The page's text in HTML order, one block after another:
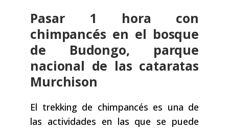
Pasar 1 hora con
chimpancés en el bosque
de Budongo, parque
nacional de las cataratas
Murchison
El trekking de chimpancés es una de
las actividades en las que se puede